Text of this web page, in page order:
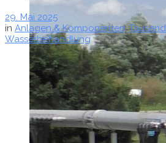
29. Mai 2025
in Anlagen & Komponenten,
Wasserbehandlung